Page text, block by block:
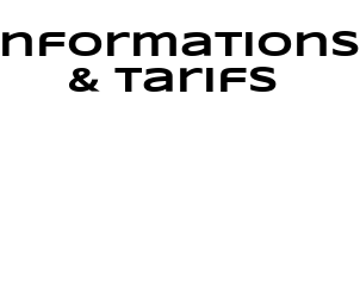
Informations
& Tarifs